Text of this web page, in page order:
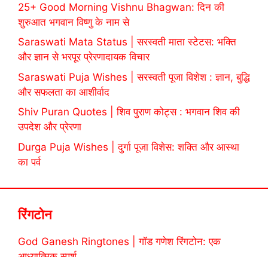
25+ Good Morning Vishnu Bhagwan: दिन की
शुरुआत भगवान विष्णु के नाम से
Saraswati Mata Status | सरस्वती माता स्टेटस: भक्ति
और ज्ञान से भरपूर प्रेरणादायक विचार
Saraswati Puja Wishes | सरस्वती पूजा विशेश : ज्ञान, बुद्धि
और सफलता का आशीर्वाद
Shiv Puran Quotes | शिव पुराण कोट्स : भगवान शिव की
उपदेश और प्रेरणा
Durga Puja Wishes | दुर्गा पूजा विशेस: शक्ति और आस्था
का पर्व
रिंगटोन
God Ganesh Ringtones | गॉड गणेश रिंगटोन: एक